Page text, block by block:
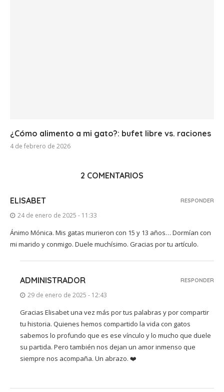
¿Cómo alimento a mi gato?: bufet libre vs. raciones
4 de febrero de 2026
2 COMENTARIOS
ELISABET
24 de enero de 2025 - 11:33
Ánimo Mónica. Mis gatas murieron con 15 y 13 años… Dormían con
mi marido y conmigo. Duele muchísimo. Gracias por tu artículo.
RESPONDER
ADMINISTRADOR
29 de enero de 2025 - 12:43
Gracias Elisabet una vez más por tus palabras y por compartir
tu historia. Quienes hemos compartido la vida con gatos
sabemos lo profundo que es ese vínculo y lo mucho que duele
su partida. Pero también nos dejan un amor inmenso que
siempre nos acompaña. Un abrazo. ❤️
RESPONDER